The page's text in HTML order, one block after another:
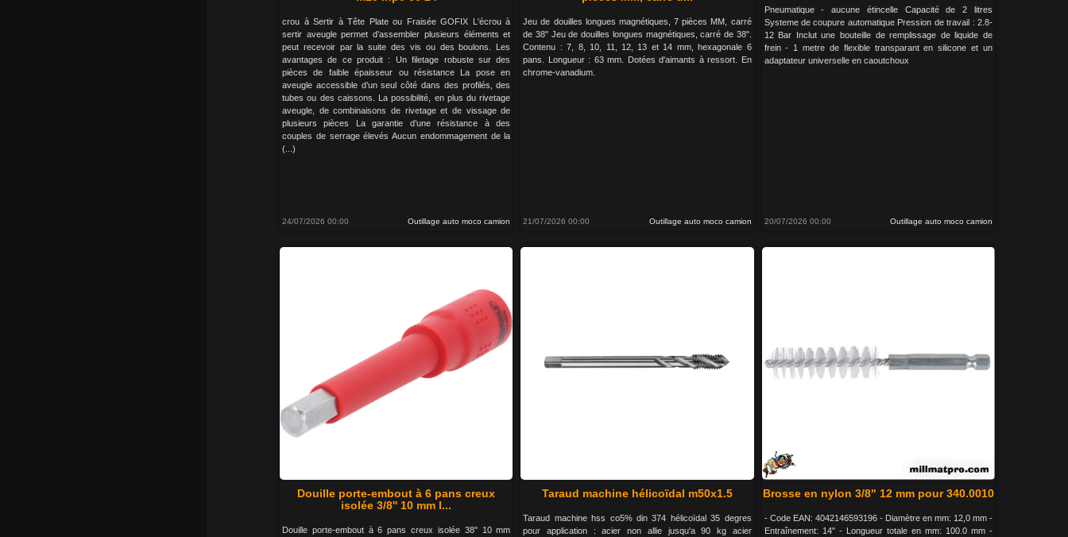
crou à Sertir à Tête Plate ou Fraisée GOFIX L'écrou à
sertir aveugle permet d’assembler plusieurs éléments et
peut recevoir par la suite des vis ou des boulons. Les
avantages de ce produit : Un filetage robuste sur des
pièces de faible épaisseur ou résistance La pose en
aveugle accessible d’un seul côté dans des profilés, des
tubes ou des caissons. La possibilité, en plus du rivetage
aveugle, de combinaisons de rivetage et de vissage de
plusieurs pièces La garantie d’une résistance à des
couples de serrage élevés Aucun endommagement de la
(...)
24/07/2026 00:00 Outillage auto moco camion
Jeu de douilles longues magnétiques, 7 pièces MM, carré
de 38" Jeu de douilles longues magnétiques, carré de 38".
Contenu : 7, 8, 10, 11, 12, 13 et 14 mm, hexagonale 6
pans. Longueur : 63 mm. Dotées d'aimants à ressort. En
chrome-vanadium.
21/07/2026 00:00 Outillage auto moco camion
Pneumatique - aucune étincelle Capacité de 2 litres
Systeme de coupure automatique Pression de travail : 2.8-
12 Bar Inclut une bouteille de remplissage de liquide de
frein - 1 metre de flexible transparant en silicone et un
adaptateur universelle en caoutchoux
20/07/2026 00:00 Outillage auto moco camion
Douille porte-embout à 6 pans creux
isolée 3/8'' 10 mm l...
Douille porte-embout à 6 pans creux isolée 38'' 10 mm
Taraud machine hélicoïdal m50x1.5
Taraud machine hss co5% din 374 hélicoïdal 35 degres
pour application : acier non allie jusqu'a 90 kg acier
Brosse en nylon 3/8" 12 mm pour 340.0010
- Code EAN: 4042146593196 - Diamètre en mm: 12,0 mm -
Entraînement: 14" - Longueur totale en mm: 100.0 mm -